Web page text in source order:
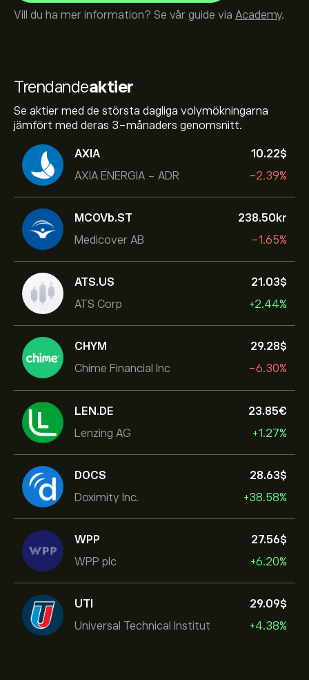
Trendandeaktier
Se aktier med de största dagliga volymökningarna
jämfört med deras 3-månaders genomsnitt.
AXIA
AXIA ENERGIA - ADR
10.22‎$‎
-2.39%
MCOVb.ST
Medicover AB
238.50‎kr‎
-1.65%
ATS.US
ATS Corp
21.03‎$‎
+2.44%
CHYM
Chime Financial Inc
29.28‎$‎
-6.30%
LEN.DE
Lenzing AG
23.85‎€‎
+1.27%
DOCS
Doximity Inc.
28.63‎$‎
+38.58%
WPP
WPP plc
27.56‎$‎
+6.20%
UTI
Universal Technical Institut
29.09‎$‎
+4.38%
Vill du ha mer information? Se vår guide via Academy.